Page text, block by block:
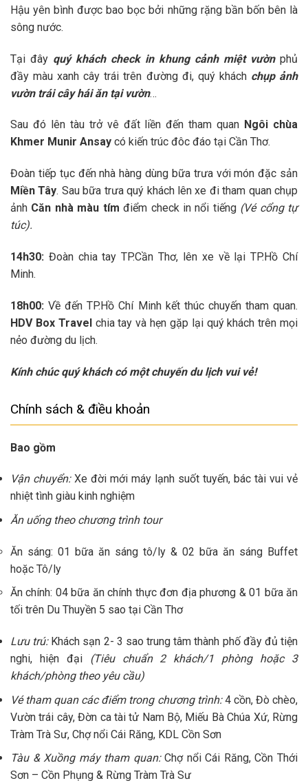
Hậu yên bình được bao bọc bởi những rặng bần bốn bên là
sông nước.
Tại đây quý khách check in khung cảnh miệt vườnphủ
đầy màu xanh cây trái trên đường đi, quý khách chụp ảnh
vườn trái cây hái ăn tại vườn…
Sau đó lên tàu trở vê đất liền đến tham quan Ngôi chùa
Khmer Munir Ansay có kiến trúc đôc đáo tại Cần Thơ.
Đoàn tiếp tục đến nhà hàng dùng bữa trưa với món đặc sản
Miền Tây. Sau bữa trưa quý khách lên xe đi tham quan chụp
ảnh Căn nhà màu tím điểm check in nổi tiếng (Vé cổng tự
túc).
14h30: Đoàn chia tay TP.Cần Thơ, lên xe về lại TP.Hồ Chí
Minh.
18h00: Về đến TP.Hồ Chí Minh kết thúc chuyến tham quan.
HDV Box Travel chia tay và hẹn gặp lại quý khách trên mọi
nẻo đường du lịch.
Kính chúc quý khách có một chuyến du lịch vui vẻ!
Chính sách & điều khoản
Bao gồm
Vận chuyển:Xe đời mới máy lạnh suốt tuyến, bác tài vui vẻ
nhiệt tình giàu kinh nghiệm
Ăn uống theo chương trình tour
Ăn sáng: 01 bữa ăn sáng tô/ly & 02 bữa ăn sáng Buffet
hoặc Tô/ly
Ăn chính: 04 bữa ăn chính thực đơn địa phương & 01 bữa ăn
tối trên Du Thuyền 5 sao tại Cần Thơ
Lưu trú:Khách sạn 2- 3 sao trung tâm thành phố đầy đủ tiện
nghi, hiện đại (Tiêu chuẩn 2 khách/1 phòng hoặc 3
khách/phòng theo yêu cầu)
Vé tham quan các điểm trong chương trình:4 cồn, Đò chèo,
Vườn trái cây, Đờn ca tài tử Nam Bộ, Miếu Bà Chúa Xứ, Rừng
Tràm Trà Sư, Chợ nổi Cái Răng, KDL Cồn Sơn
Tàu & Xuồng máy tham quan:Chợ nổi Cái Răng, Cồn Thới
Sơn – Cồn Phụng & Rừng Tràm Trà Sư